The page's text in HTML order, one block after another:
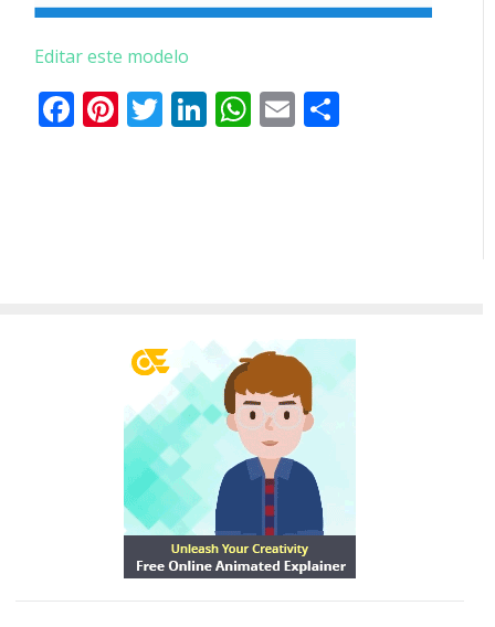
Editar este modelo
Facebook
Pinterest
Twitter
LinkedIn
WhatsApp
Email